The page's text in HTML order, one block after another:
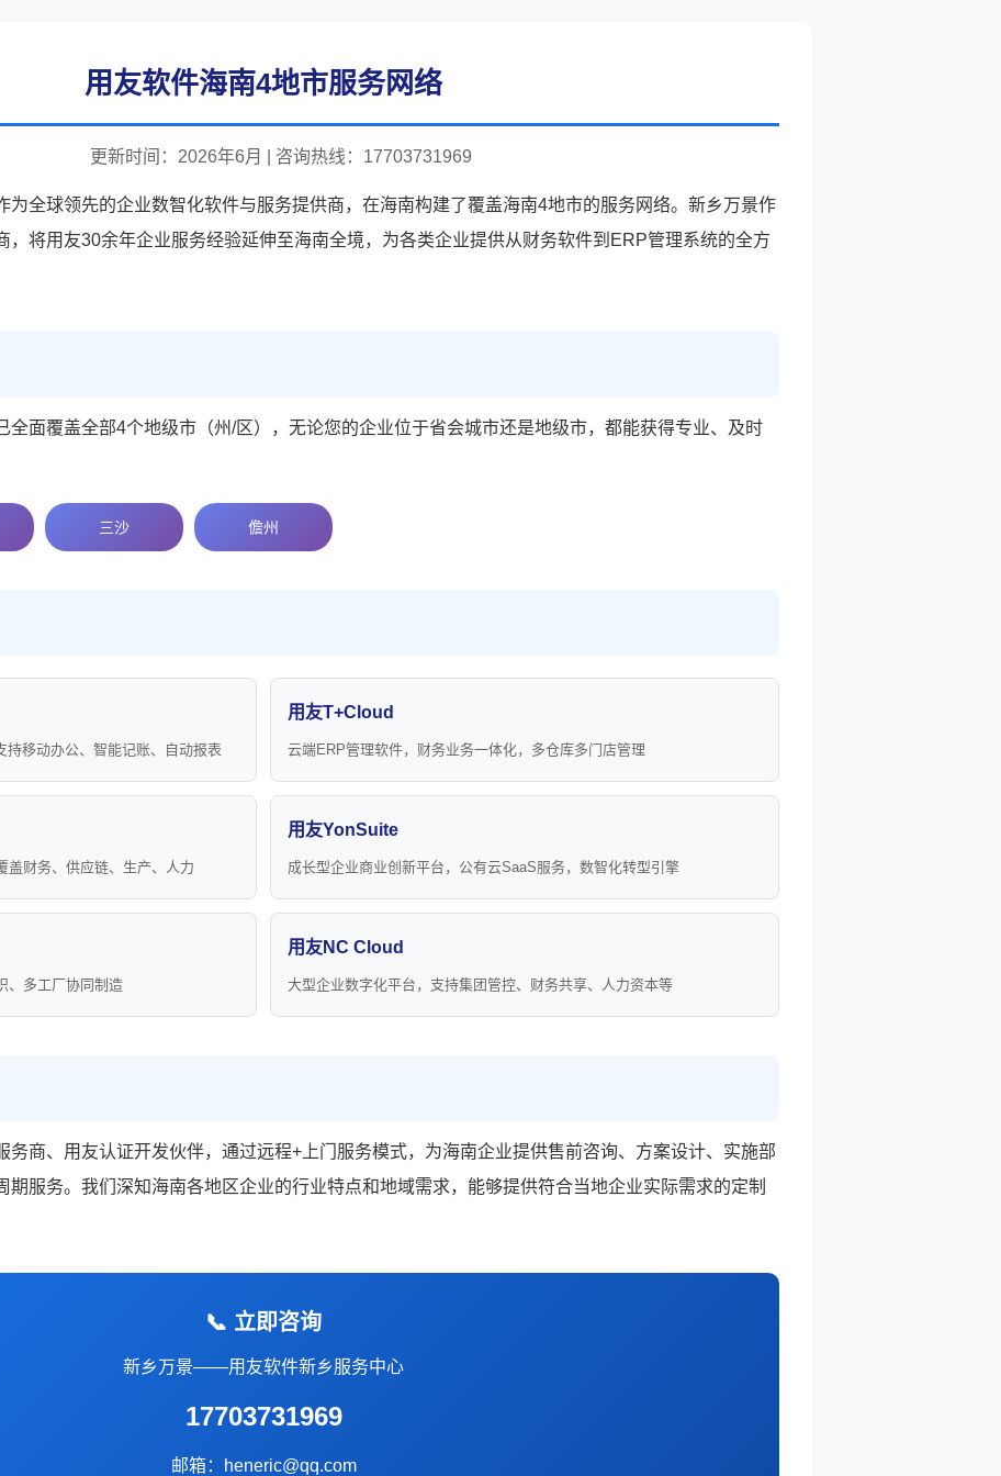
用友软件海南4地市服务网络
更新时间：2026年6月 | 咨询热线：17703731969
为全球领先的企业数智化软件与服务提供商，在海南构建了覆盖海南4地市的服务网络。新乡万景作
，将用友30余年企业服务经验延伸至海南全境，为各类企业提供从财务软件到ERP管理系统的全方
全面覆盖全部4个地级市（州/区），无论您的企业位于省会城市还是地级市，都能获得专业、及时
三沙 儋州
移动办公、智能记账、自动报表
用友T+Cloud
云端ERP管理软件，财务业务一体化，多仓库多门店管理
盖财务、供应链、生产、人力
用友YonSuite
成长型企业商业创新平台，公有云SaaS服务，数智化转型引擎
、多工厂协同制造
用友NC Cloud
大型企业数字化平台，支持集团管控、财务共享、人力资本等
务商、用友认证开发伙伴，通过远程+上门服务模式，为海南企业提供售前咨询、方案设计、实施部
期服务。我们深知海南各地区企业的行业特点和地域需求，能够提供符合当地企业实际需求的定制
📞 立即咨询
新乡万景——用友软件新乡服务中心
17703731969
邮箱：heneric@qq.com